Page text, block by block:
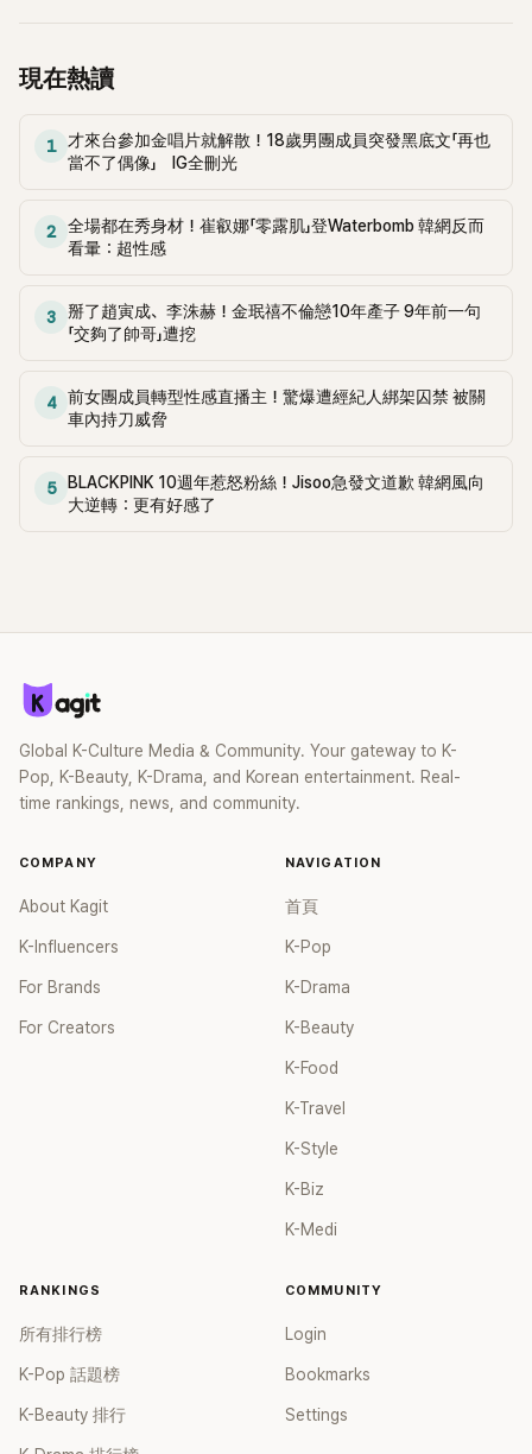
現在熱讀
1
才來台參加金唱片就解散！18歲男團成員突發黑底文「再也
當不了偶像」 IG全刪光
2
全場都在秀身材！崔叡娜「零露肌」登Waterbomb 韓網反而
看暈：超性感
3
掰了趙寅成、李洙赫！金珉禧不倫戀10年產子 9年前一句
「交夠了帥哥」遭挖
4
前女團成員轉型性感直播主！驚爆遭經紀人綁架囚禁 被關
車內持刀威脅
5
BLACKPINK 10週年惹怒粉絲！Jisoo急發文道歉 韓網風向
大逆轉：更有好感了
Global K-Culture Media & Community. Your gateway to K-
Pop, K-Beauty, K-Drama, and Korean entertainment. Real-
time rankings, news, and community.
COMPANY
About Kagit
K-Influencers
For Brands
For Creators
NAVIGATION
首頁
K-Pop
K-Drama
K-Beauty
K-Food
K-Travel
K-Style
K-Biz
K-Medi
RANKINGS
所有排行榜
K-Pop 話題榜
K-Beauty 排行
COMMUNITY
Login
Bookmarks
Settings